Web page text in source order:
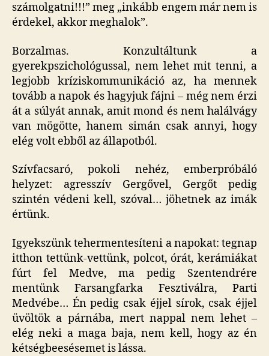
számolgatni!!!” meg „inkább engem már nem is
érdekel, akkor meghalok”.
Borzalmas. Konzultáltunk a
gyerekpszichológussal, nem lehet mit tenni, a
legjobb kríziskommunikáció az, ha mennek
tovább a napok és hagyjuk fájni – még nem érzi
át a súlyát annak, amit mond és nem halálvágy
van mögötte, hanem simán csak annyi, hogy
elég volt ebből az állapotból.
Szívfacsaró, pokoli nehéz, emberpróbáló
helyzet: agresszív Gergővel, Gergőt pedig
szintén védeni kell, szóval… jöhetnek az imák
értünk.
Igyekszünk tehermentesíteni a napokat: tegnap
itthon tettünk-vettünk, polcot, órát, kerámiákat
fúrt fel Medve, ma pedig Szentendrére
mentünk Farsangfarka Fesztiválra, Parti
Medvébe… Én pedig csak éjjel sírok, csak éjjel
üvöltök a párnába, mert nappal nem lehet –
elég neki a maga baja, nem kell, hogy az én
kétségbeesésemet is lássa.